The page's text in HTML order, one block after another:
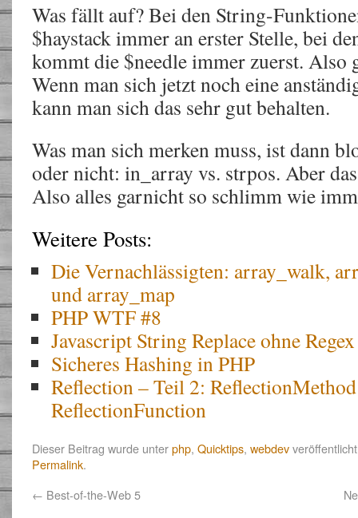
Was fällt auf? Bei den String-
$haystack immer an erster Stelle, bei
kommt die $needle immer zuerst. Also
Wenn man sich jetzt noch eine
kann man sich das sehr gut behalten.
Was man sich merken muss, ist dann
oder nicht: in_array vs. strpos. Aber
Also alles garnicht so schlimm wie
Weitere Posts:
Die Vernachlässigten: array_walk,
und array_map
PHP WTF #8
Javascript String Replace ohne Regex
Sicheres Hashing in PHP
Reflection – Teil 2:
ReflectionFunction
Dieser Beitrag wurde unterphp, Quicktips, webdev
Permalink.
← Best-of-the-Web 5